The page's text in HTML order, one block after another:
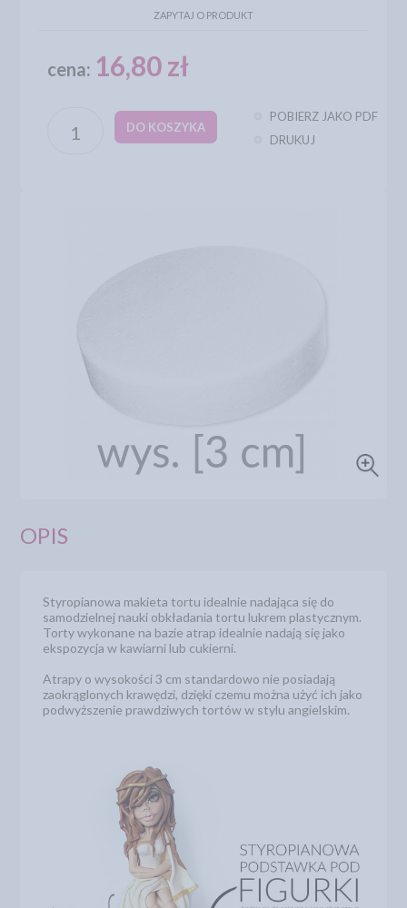
ZAPYTAJ O PRODUKT
cena: 16,80 zł
DO KOSZYKA
POBIERZ JAKO PDF
DRUKUJ
OPIS
Styropianowa makieta tortu idealnie nadająca się do
samodzielnej nauki obkładania tortu lukrem plastycznym.
Torty wykonane na bazie atrap idealnie nadają się jako
ekspozycja w kawiarni lub cukierni.
Atrapy o wysokości 3 cm standardowo nie posiadają
zaokrąglonych krawędzi, dzięki czemu można użyć ich jako
podwyższenie prawdziwych tortów w stylu angielskim.